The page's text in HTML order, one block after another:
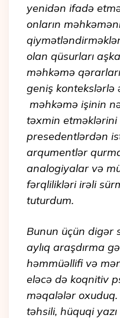
yenidən ifadə
onların
olan qüsurları
məhkəmə
geniş kontekslərlə
məhkəmə işinin
təxmin
presedentlərdən
arqumentlər
analogiyalar və
fərqlilikləri irəli
tuturdum.
Bunun üçün digər
aylıq araşdırma
həmmüəllifi və
eləcə də koqnitiv
məqalələr
təhsili, hüquqi